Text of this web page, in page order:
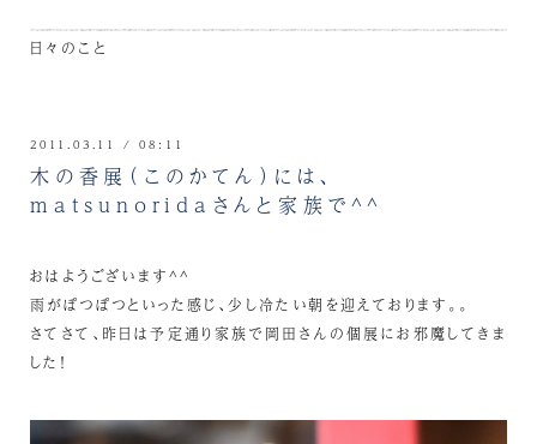
日々のこと
2011.03.11 / 08:11
木の香展（このかてん）には、
matsunoridaさんと家族で^^
おはようございます^^
雨がぽつぽつといった感じ、少し冷たい朝を迎えております。。
さてさて、昨日は予定通り家族で岡田さんの個展にお邪魔してきま
した！